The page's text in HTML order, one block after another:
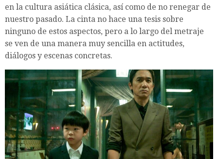
en la cultura asiática clásica, así como de no renegar de
nuestro pasado. La cinta no hace una tesis sobre
ninguno de estos aspectos, pero a lo largo del metraje
se ven de una manera muy sencilla en actitudes,
diálogos y escenas concretas.